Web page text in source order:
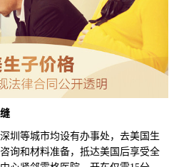
等城市均设有办事处，去美国生
询和材料准备，抵达美国后享受全